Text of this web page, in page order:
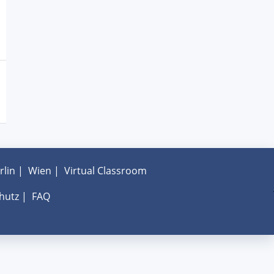
| Wien | Virtual Classroom
| FAQ